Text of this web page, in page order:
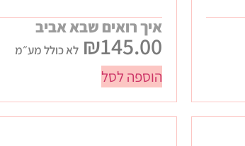
איך רואים שבא אביב
₪145.00 לא כולל מע״מ
הוספה לסל